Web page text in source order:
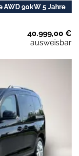
AWD 90kW 5 Jahre
40.999,00 €
ausweisbar